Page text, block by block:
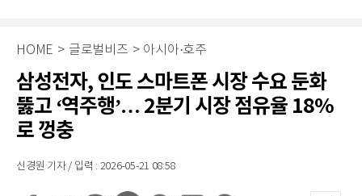
HOME > 글로벌비즈 > 아시아·호주
삼성전자, 인도 스마트폰 시장 수요 둔화
뚫고 ‘역주행’… 2분기 시장 점유율 18%
로 껑충
신경원 기자 / 입력 : 2026-05-21 08:58